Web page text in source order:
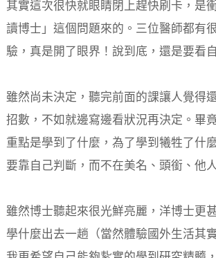
其實這次很快就眼睛閉上趕快刷卡，是
讀博士」這個問題來的。三位醫師都有
驗，真是開了眼界！說到底，還是要看
雖然尚未決定，聽完前面的課讓人覺得
招數，不如就邊寫邊看狀況再決定。畢
重點是學到了什麼，為了學到犧牲了什
要靠自己判斷，而不在美名、頭銜、他
雖然博士聽起來很光鮮亮麗，洋博士更
學什麼出去一趟（當然體驗國外生活其